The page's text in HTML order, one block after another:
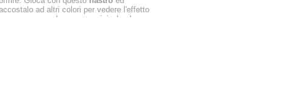
ad altri colori per vedere l'effetto
sempre nuovo che crea; avvicinalo al rosa